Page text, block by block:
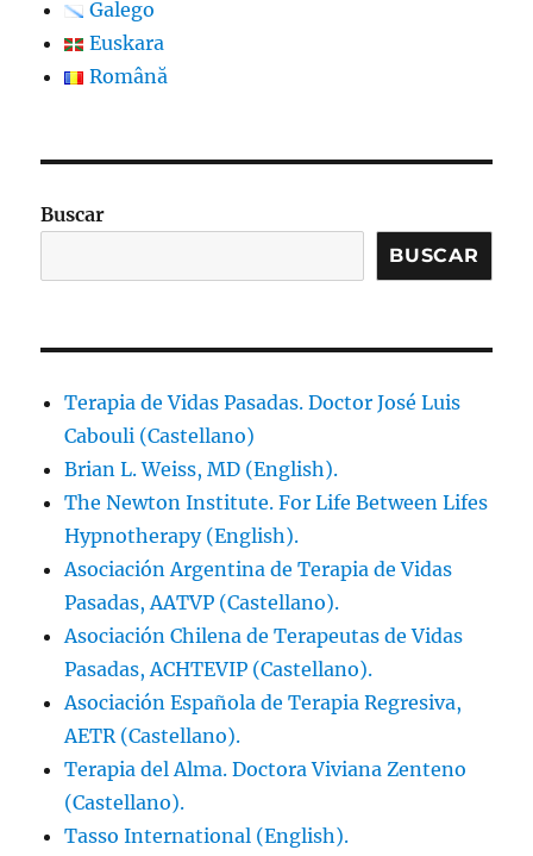
Galego
Euskara
Română
Buscar
BUSCAR
Terapia de Vidas Pasadas. Doctor José Luis
Cabouli (Castellano)
Brian L. Weiss, MD (English).
The Newton Institute. For Life Between Lifes
Hypnotherapy (English).
Asociación Argentina de Terapia de Vidas
Pasadas, AATVP (Castellano).
Asociación Chilena de Terapeutas de Vidas
Pasadas, ACHTEVIP (Castellano).
Asociación Española de Terapia Regresiva,
AETR (Castellano).
Terapia del Alma. Doctora Viviana Zenteno
(Castellano).
Tasso International (English).